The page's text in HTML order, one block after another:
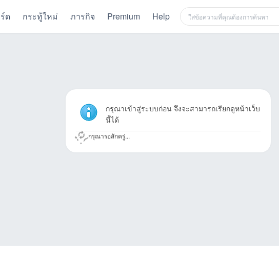
ด กระทู้ใหม่ ภารกิจ Premium Help
กรุณาเข้าสู่ระบบก่อน จึงจะสามารถเรียกดูหน้าเว็บ
นี้ได้
กรุณารอสักครู่...